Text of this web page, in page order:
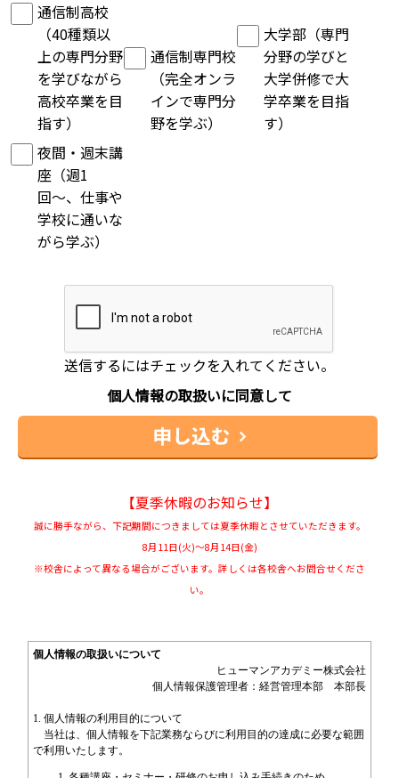
通信制高校
（40種類以
上の専門分野
を学びながら
高校卒業を目
指す）
通信制専門校
（完全オンラ
インで専門分
野を学ぶ）
大学部（専門
分野の学びと
大学併修で大
学卒業を目指
す）
夜間・週末講
座（週1
回〜、仕事や
学校に通いな
がら学ぶ）
送信するにはチェックを入れてください。
個人情報の取扱いに同意して
【夏季休暇のお知らせ】
誠に勝手ながら、下記期間につきましては夏季休暇とさせていただきます。
8月11日(火)～8月14日(金)
※校舎によって異なる場合がございます。詳しくは各校舎へお問合せくださ
い。